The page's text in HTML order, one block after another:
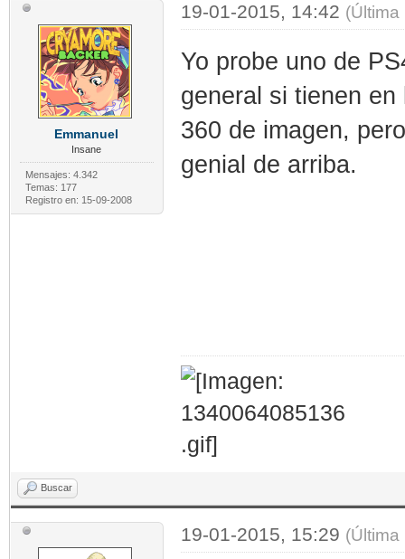
Emmanuel
Insane
Mensajes: 4.342
Temas: 177
Registro en: 15-09-2008
19-01-2015, 14:42
Yo probe uno de
general si tienen
360 de imagen,
genial de arriba.
Buscar
19-01-2015, 15:29